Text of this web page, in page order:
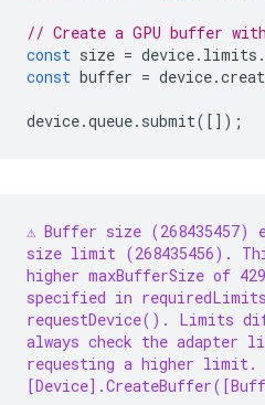
// Create a GPU buffer
const size = device. limits .
const buffer = device.
device.queue. submit([]);
⚠️ Buffer size (268435457)
size limit (268435456).
higher maxBufferSize of
specified in
requestDevice(). Limits
always check the adapter
requesting a higher limit.